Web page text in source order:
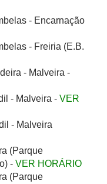
- Encarnação
- Freiria (E.B.
- Malveira -
- Malveira - VER
- Malveira
(Parque
- VER HORÁRIO
(Parque